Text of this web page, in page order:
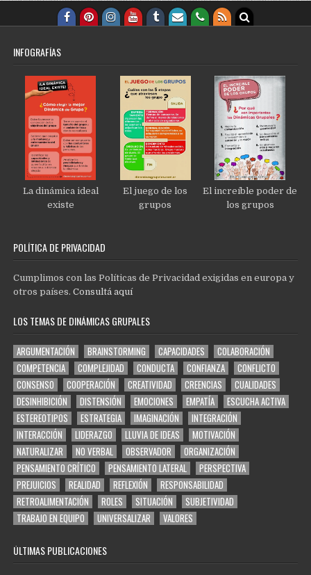
INFOGRAFÍAS
La dinámica ideal
existe
El juego de los
grupos
El increíble poder de
los grupos
POLÍTICA DE PRIVACIDAD
Cumplimos con las Políticas de Privacidad exigidas en europa y
otros países.Consultá aquí
LOS TEMAS DE DINÁMICAS GRUPALES
ARGUMENTACIÓN BRAINSTORMING CAPACIDADES
COLABORACIÓN
COMPETENCIA
COMPLEJIDAD CONDUCTA CONFIANZA
CONFLICTO
CONSENSO
COOPERACIÓN CREATIVIDAD CREENCIAS
CUALIDADES
DESINHIBICIÓN
DISTENSIÓN EMOCIONES EMPATÍA
ESCUCHA ACTIVA
ESTEREOTIPOS
ESTRATEGIA IMAGINACIÓN
INTEGRACIÓN
INTERACCIÓN
LIDERAZGO LLUVIA DE IDEAS
MOTIVACIÓN
NATURALIZAR
NO VERBAL OBSERVADOR
ORGANIZACIÓN
PENSAMIENTO CRÍTICO
PENSAMIENTO LATERAL
PERSPECTIVA
PREJUICIOS
REALIDAD REFLEXIÓN
RESPONSABILIDAD
RETROALIMENTACIÓN
ROLES SITUACIÓN
SUBJETIVIDAD
TRABAJO EN EQUIPO
UNIVERSALIZAR VALORES
ÚLTIMAS PUBLICACIONES